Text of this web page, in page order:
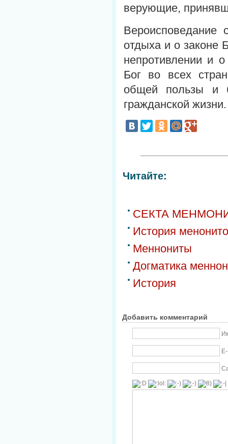
верующие,
Вероисповедание
отдыха и о законе
непротивлении и
Бог во всех
общей пользы и
гражданской жизни.
Читайте:
СЕКТА
История
Меннониты
Догматика
История
Добавить комментарий